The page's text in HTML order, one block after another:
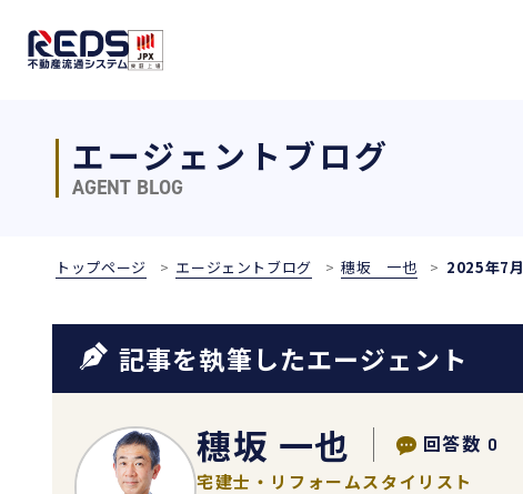
エージェントブログ
AGENT BLOG
トップページ エージェントブログ 穗坂 一也 2025年7月
記事を執筆したエージェント
穗坂 一也 回答数 0
宅建士・リフォームスタイリスト